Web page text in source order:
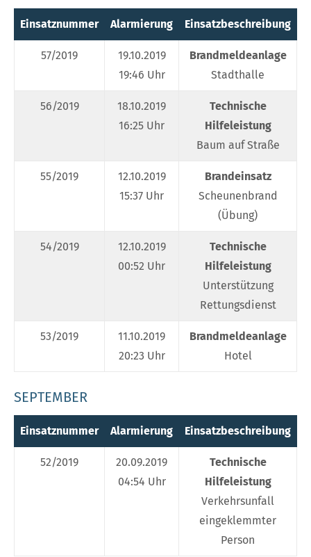
Einsatznummer Alarmierung Einsatzbeschreibung
57/2019
19.10.2019
19:46 Uhr
Brandmeldeanlage
Stadthalle
56/2019
18.10.2019
16:25 Uhr
Technische
Hilfeleistung
Baum auf Straße
55/2019
12.10.2019
15:37 Uhr
Brandeinsatz
Scheunenbrand
(Übung)
54/2019
12.10.2019
00:52 Uhr
Technische
Hilfeleistung
Unterstützung
Rettungsdienst
53/2019
11.10.2019
20:23 Uhr
Brandmeldeanlage
Hotel
SEPTEMBER
Einsatznummer Alarmierung Einsatzbeschreibung
52/2019
20.09.2019
04:54 Uhr
Technische
Hilfeleistung
Verkehrsunfall
eingeklemmter
Person